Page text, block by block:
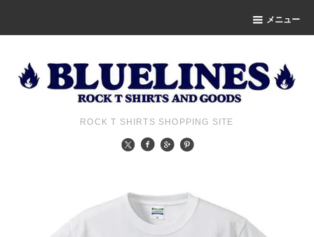
メニュー
ROCK T SHIRTS SHOPPING SITE